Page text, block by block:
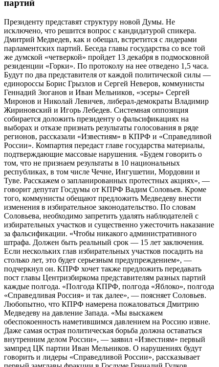
партий
Президенту представят структуру новой Думы. Не
исключено, что решится вопрос с кандидатурой спикера.
Дмитрий Медведев, как и обещал, встретится с лидерами
парламентских партий. Беседа главы государства со все той
же думской «четверкой» пройдет 13 декабря в подмосковной
резиденции «Горки». По протоколу на нее отведено 1,5 часа.
Будут по два представителя от каждой политической силы —
единороссы Борис Грызлов и Сергей Неверов, коммунисты
Геннадий Зюганов и Иван Мельников, «эсеры» Сергей
Миронов и Николай Левичев, либерал-демократы Владимир
Жириновский и Игорь Лебедев. Системная оппозиция
собирается доложить президенту о фальсификациях на
выборах и отказе признать результаты голосования в ряде
регионов, рассказали «Известиям» в КПРФ и «Справедливой
России». Компартия передаст главе государства материалы,
подтверждающие массовые нарушения. «Будем говорить о
том, что не признаем результаты в 10 национальных
республиках, в том числе Чечне, Ингушетии, Мордовии и
Туве. Расскажем о запланированных протестных акциях», —
говорит депутат Госдумы от КПРФ Вадим Соловьев. Кроме
того, коммунисты обещают предложить Медведеву внести
изменения в избирательное законодательство. По словам
Соловьева, необходимо запретить удалять наблюдателей с
избирательных участков и существенно ужесточить наказание
за фальсификации. «Чтобы никакого административного
штрафа. Должен быть реальный срок — 15 лет заключения.
Если нескольких глав избирательных участков посадить на
столько лет, это будет серьезным предупреждением», —
подчеркнул он. КПРФ хочет также предложить передавать
пост главы Центризбиркома представителям разных партий
каждые полгода. «Полгода КПРФ, полгода «Яблоко», полгода
«Справедливая Россия» и так далее», — поясняет Соловьев.
Любопытно, что КПРФ намерена пожаловаться Дмитрию
Медведеву на давление Запада. «Мы выскажем
обеспокоенность наметившимся давлением на Россию извне.
Даже самая острая политическая борьба должна оставаться
внутренним делом России», — заявил «Известиям» первый
зампред ЦК партии Иван Мельников. О нарушениях будут
говорить и лидеры «Справедливой России», рассказывает